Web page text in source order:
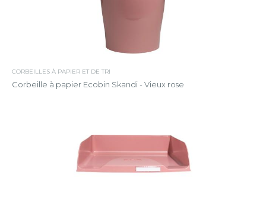
CORBEILLES À PAPIER ET DE TRI
Corbeille à papier Ecobin Skandi - Vieux rose